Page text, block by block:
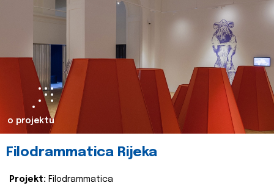
o projektu
Filodrammatica Rijeka
Projekt: Filodrammatica